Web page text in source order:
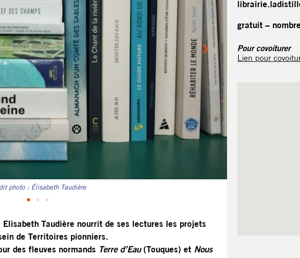
photo : La Distillerie
Taudière nourrit de ses lectures les projets
de Territoires pionniers.
des fleuves normands Terre d’Eau(Touques) et Nous
gratuit –
Pour covoiturer
Lien pour